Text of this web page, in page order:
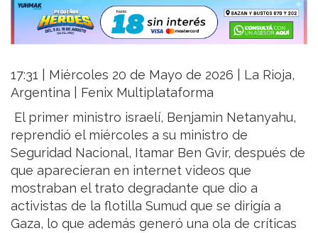
17:31 | Miércoles 20 de Mayo de 2026 | La Rioja,
Argentina | Fenix Multiplataforma
El primer ministro israelí, Benjamin Netanyahu,
reprendió el miércoles a su ministro de
Seguridad Nacional, Itamar Ben Gvir, después de
que aparecieran en internet videos que
mostraban el trato degradante que dio a
activistas de la flotilla Sumud que se dirigía a
Gaza, lo que además generó una ola de críticas